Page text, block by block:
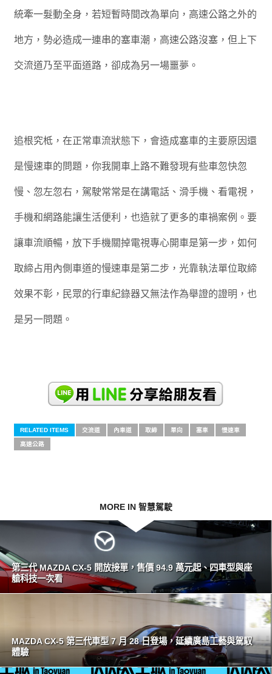
統牽一髮動全身，若短暫時間改為單向，高速公路之外的
地方，勢必造成一連串的塞車潮，高速公路沒塞，但上下
交流道乃至平面道路，卻成為另一場噩夢。
追根究柢，在正常車流狀態下，會造成塞車的主要原因還
是慢速車的問題，你我開車上路不難發現有些車忽快忽
慢、忽左忽右，駕駛常常是在講電話、滑手機、看電視，
手機和網路能讓生活便利，也造就了更多的車禍案例。要
讓車流順暢，放下手機關掉電視專心開車是第一步，如何
取締占用內側車道的慢速車是第二步，光靠執法單位取締
效果不彰，民眾的行車紀錄器又無法作為舉證的證明，也
是另一問題。
RELATED ITEMS 交流道 內車道 取締 單向 塞車 慢速車
高速公路
MORE IN 智慧駕駛
第三代 MAZDA CX-5 開放接單，售價 94.9 萬元起、四車型與座
艙科技一次看
MAZDA CX-5 第三代車型 7 月 28 日登場，延續廣島工藝與駕馭
體驗